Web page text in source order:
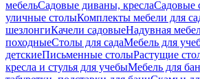
мебельСадовые диваны, креслаСадовые
уличные столыКомплекты мебели для
шезлонгиКачели садовыеНадувная
походныеСтолы для садаМебель для
детскиеПисьменные столыРастущие
кресла и стулья для учебыМебель для